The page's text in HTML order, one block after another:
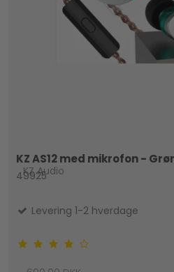
KZ AS12 med mikrofon -
KZ Audio
49925
Levering 1-2 hverdage